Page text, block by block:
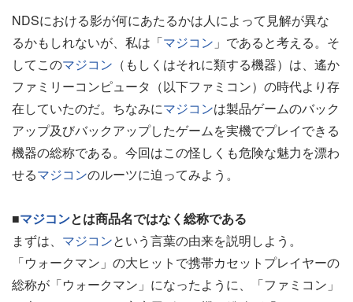
NDSにおける影が何にあたるかは人によって見解が異な
るかもしれないが、私は「マジコン 」であると考える。そ
してこのマジコン （もしくはそれに類する機器）は、遙か
ファミリーコンピュータ（以下ファミコン）の時代より存
在していたのだ。ちなみにマジコンは製品ゲームのバック
アップ及びバックアップしたゲームを実機でプレイできる
機器の総称である。今回はこの怪しくも危険な魅力を漂わ
せるマジコンのルーツに迫ってみよう。
■マジコンとは商品名ではなく総称である
まずは、 マジコンという言葉の由来を説明しよう。
「ウォークマン」の大ヒットで携帯カセットプレイヤーの
総称が「ウォークマン」になったように、「ファミコン」